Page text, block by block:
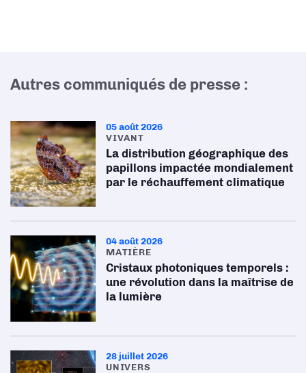
Autres communiqués de presse :
05 août 2026
VIVANT
La distribution géographique des
papillons impactée mondialement
par le réchauffement climatique
04 août 2026
MATIÈRE
Cristaux photoniques temporels :
une révolution dans la maîtrise de
la lumière
28 juillet 2026
UNIVERS